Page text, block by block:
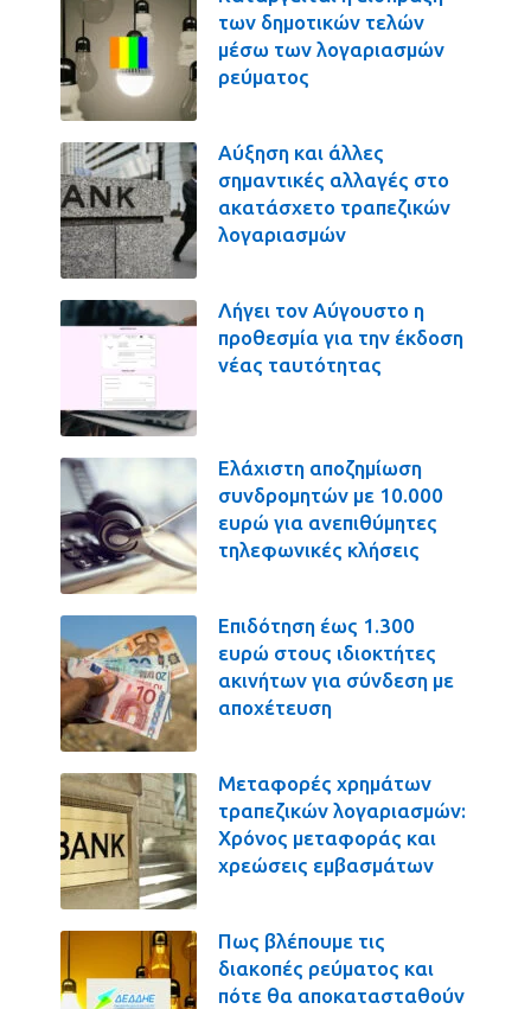
των δημοτικών τελών
μέσω των λογαριασμών
ρεύματος
Αύξηση και άλλες
σημαντικές αλλαγές στο
ακατάσχετο τραπεζικών
λογαριασμών
Λήγει τον Αύγουστο η
προθεσμία για την έκδοση
νέας ταυτότητας
Ελάχιστη αποζημίωση
συνδρομητών με 10.000
ευρώ για ανεπιθύμητες
τηλεφωνικές κλήσεις
Επιδότηση έως 1.300
ευρώ στους ιδιοκτήτες
ακινήτων για σύνδεση με
αποχέτευση
Μεταφορές χρημάτων
τραπεζικών λογαριασμών:
Χρόνος μεταφοράς και
χρεώσεις εμβασμάτων
Πως βλέπουμε τις
διακοπές ρεύματος και
πότε θα αποκατασταθούν